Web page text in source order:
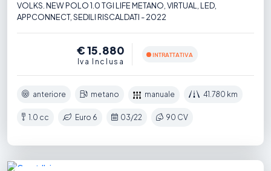
VOLKS. NEW POLO 1.0 TGI LIFE METANO, VIRTUAL, LED,
APPCONNECT, SEDILI RISCALDATI - 2022
anteriore metano manuale 41.780 km
1.0 cc Euro 6 03/22 90 CV
€ 15.880
Iva Inclusa
INTRATTATIVA